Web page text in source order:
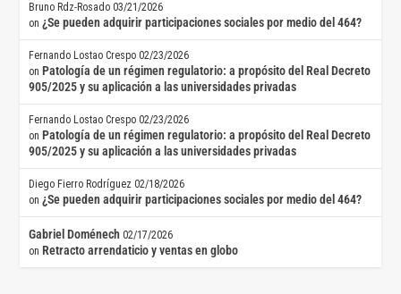
Bruno Rdz-Rosado 03/21/2026
on¿Se pueden adquirir participaciones sociales por medio del 464?
Fernando Lostao Crespo 02/23/2026
on Patología de un régimen regulatorio: a propósito del Real Decreto
905/2025 y su aplicación a las universidades privadas
Fernando Lostao Crespo 02/23/2026
on Patología de un régimen regulatorio: a propósito del Real Decreto
905/2025 y su aplicación a las universidades privadas
Diego Fierro Rodríguez 02/18/2026
on¿Se pueden adquirir participaciones sociales por medio del 464?
Gabriel Doménech 02/17/2026
on Retracto arrendaticio y ventas en globo